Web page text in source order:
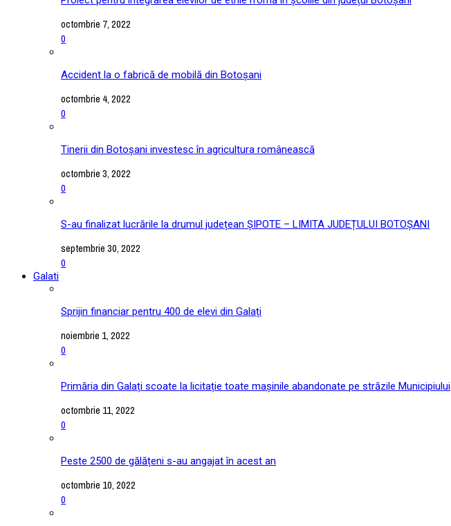
octombrie 7, 2022
0
Accident la o fabrică de mobilă din Botoșani
octombrie 4, 2022
0
Tinerii din Botoșani investesc în agricultura românească
octombrie 3, 2022
0
S-au finalizat lucrările la drumul județean ȘIPOTE – LIMITA JUDEȚULUI BOTOȘANI
septembrie 30, 2022
0
Galati
Sprijin financiar pentru 400 de elevi din Galați
noiembrie 1, 2022
0
Primăria din Galați scoate la licitație toate mașinile abandonate pe străzile Municipiului
octombrie 11, 2022
0
Peste 2500 de gălățeni s-au angajat în acest an
octombrie 10, 2022
0